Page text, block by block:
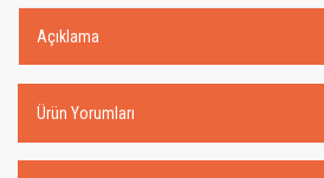
Açıklama
Ürün Yorumları